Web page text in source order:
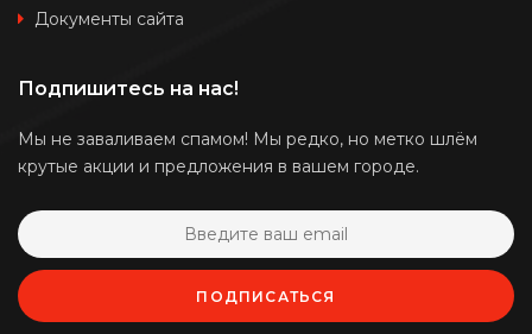
Документы сайта
Подпишитесь на нас!
Мы не заваливаем спамом! Мы редко, но метко шлём
крутые акции и предложения в вашем городе.
ПОДПИСАТЬСЯ